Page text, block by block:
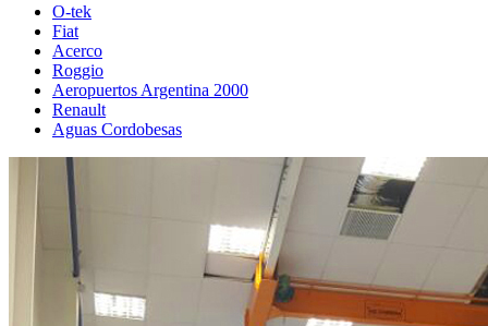
O-tek
Fiat
Acerco
Roggio
Aeropuertos Argentina 2000
Renault
Aguas Cordobesas